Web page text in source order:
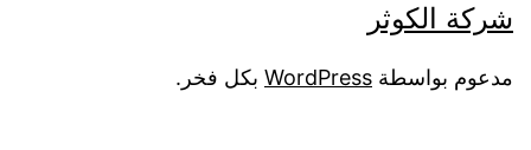
شركة الكوثر
مدعوم بواسطة WordPress بكل فخر.